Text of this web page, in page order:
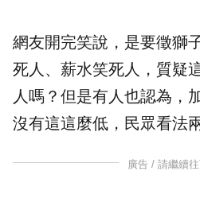
網友開完笑說，是要徵獅
死人、薪水笑死人，質疑
人嗎？但是有人也認為，
沒有這這麼低，民眾看法
廣告 / 請繼續